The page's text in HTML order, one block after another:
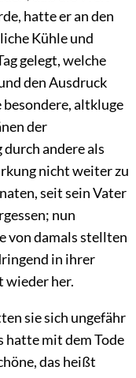
hatte er an den
Kühle und
gelegt, welche
den Ausdruck
altkluge
der
andere als
nicht weiter zu
seit sein Vater
nun
von damals stellten
in ihrer
wieder her.
sie sich ungefähr
hatte mit dem Tode
das heißt